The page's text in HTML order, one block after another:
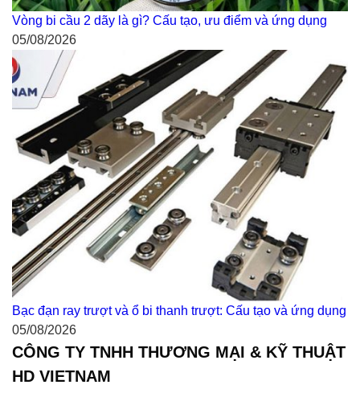
Vòng bi cầu 2 dãy là gì? Cấu tạo, ưu điểm và ứng dụng
05/08/2026
Bạc đạn ray trượt và ổ bi thanh trượt: Cấu tạo và ứng dụng
05/08/2026
CÔNG TY TNHH THƯƠNG MẠI & KỸ THUẬT
HD VIETNAM